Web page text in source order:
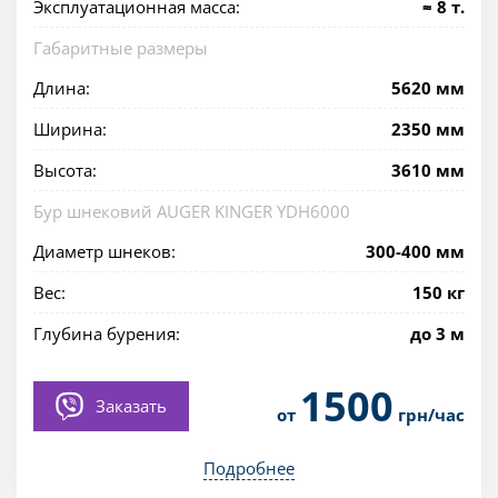
Эксплуатационная масса:
≈ 8 т.
Габаритные размеры
Длина:
5620 мм
Ширина:
2350 мм
Высота:
3610 мм
Бур шнековий AUGER KINGER YDH6000
Диаметр шнеков:
300-400 мм
Вес:
150 кг
Глубина бурения:
до 3 м
Заказать от 1500 грн/час
Подробнее